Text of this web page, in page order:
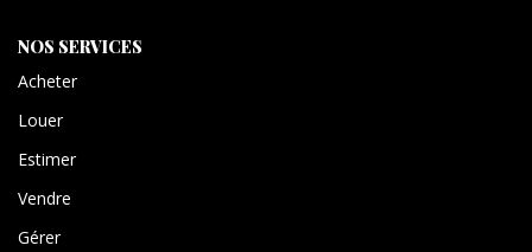
NOS SERVICES
Acheter
Louer
Estimer
Vendre
Gérer